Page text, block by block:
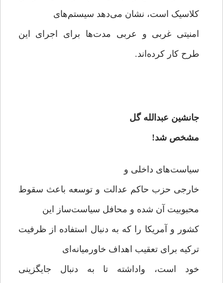
کلاسیک است، نشان می‌دهد سیستم‌های
امنیتی غربی و عربی مدت‌ها برای اجرای این
طرح کار کرده‌اند.
جانشین عبدالله گل
مشخص شد!
سیاست‌های داخلی و
خارجی حزب حاکم عدالت و توسعه باعث سقوط
محبوبیت آن شده و محافل سیاست‌ساز این
کشور و آمریکا را که به دنبال استفاده از ظرفیت
ترکیه برای تعقیب اهداف خاورمیانه‌ای
خود است، واداشته تا به دنبال جایگزینی